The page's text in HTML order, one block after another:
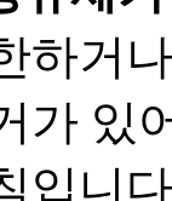
하거
가 있
입니